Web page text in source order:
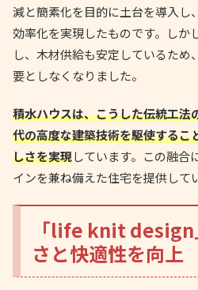
減と簡素化を目的に土台を導入し
効率化を実現したものです。しか
し、木材供給も安定しているため
要としなくなりました。
積水ハウスは、こうした伝統工法
代の高度な建築技術を駆使するこ
しさを実現しています。この融合
インを兼ね備えた住宅を提供して
「life knit design
さと快適性を向上